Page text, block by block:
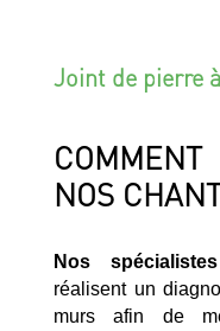
Joint de pierre
NOS
Nos
réalisent un
murs afin de